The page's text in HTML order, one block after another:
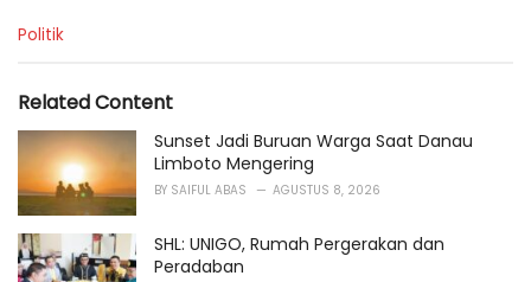
C
e
o
r
i
e
:
Politik
Related Content
Sunset Jadi Buruan Warga Saat Danau
Limboto Mengering
BY SAIFUL ABAS AGUSTUS 8, 2026
SHL: UNIGO, Rumah Pergerakan dan
Peradaban